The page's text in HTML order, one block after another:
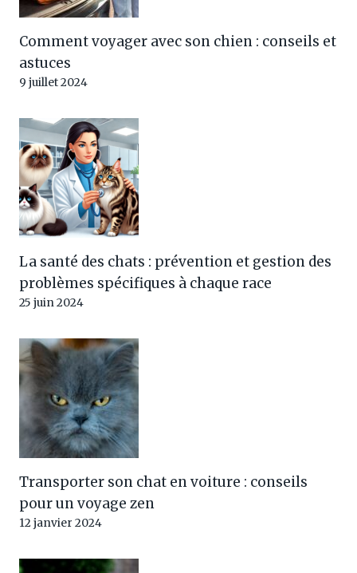
Comment voyager avec son chien : conseils et
astuces
9 juillet 2024
La santé des chats : prévention et gestion des
problèmes spécifiques à chaque race
25 juin 2024
Transporter son chat en voiture : conseils
pour un voyage zen
12 janvier 2024